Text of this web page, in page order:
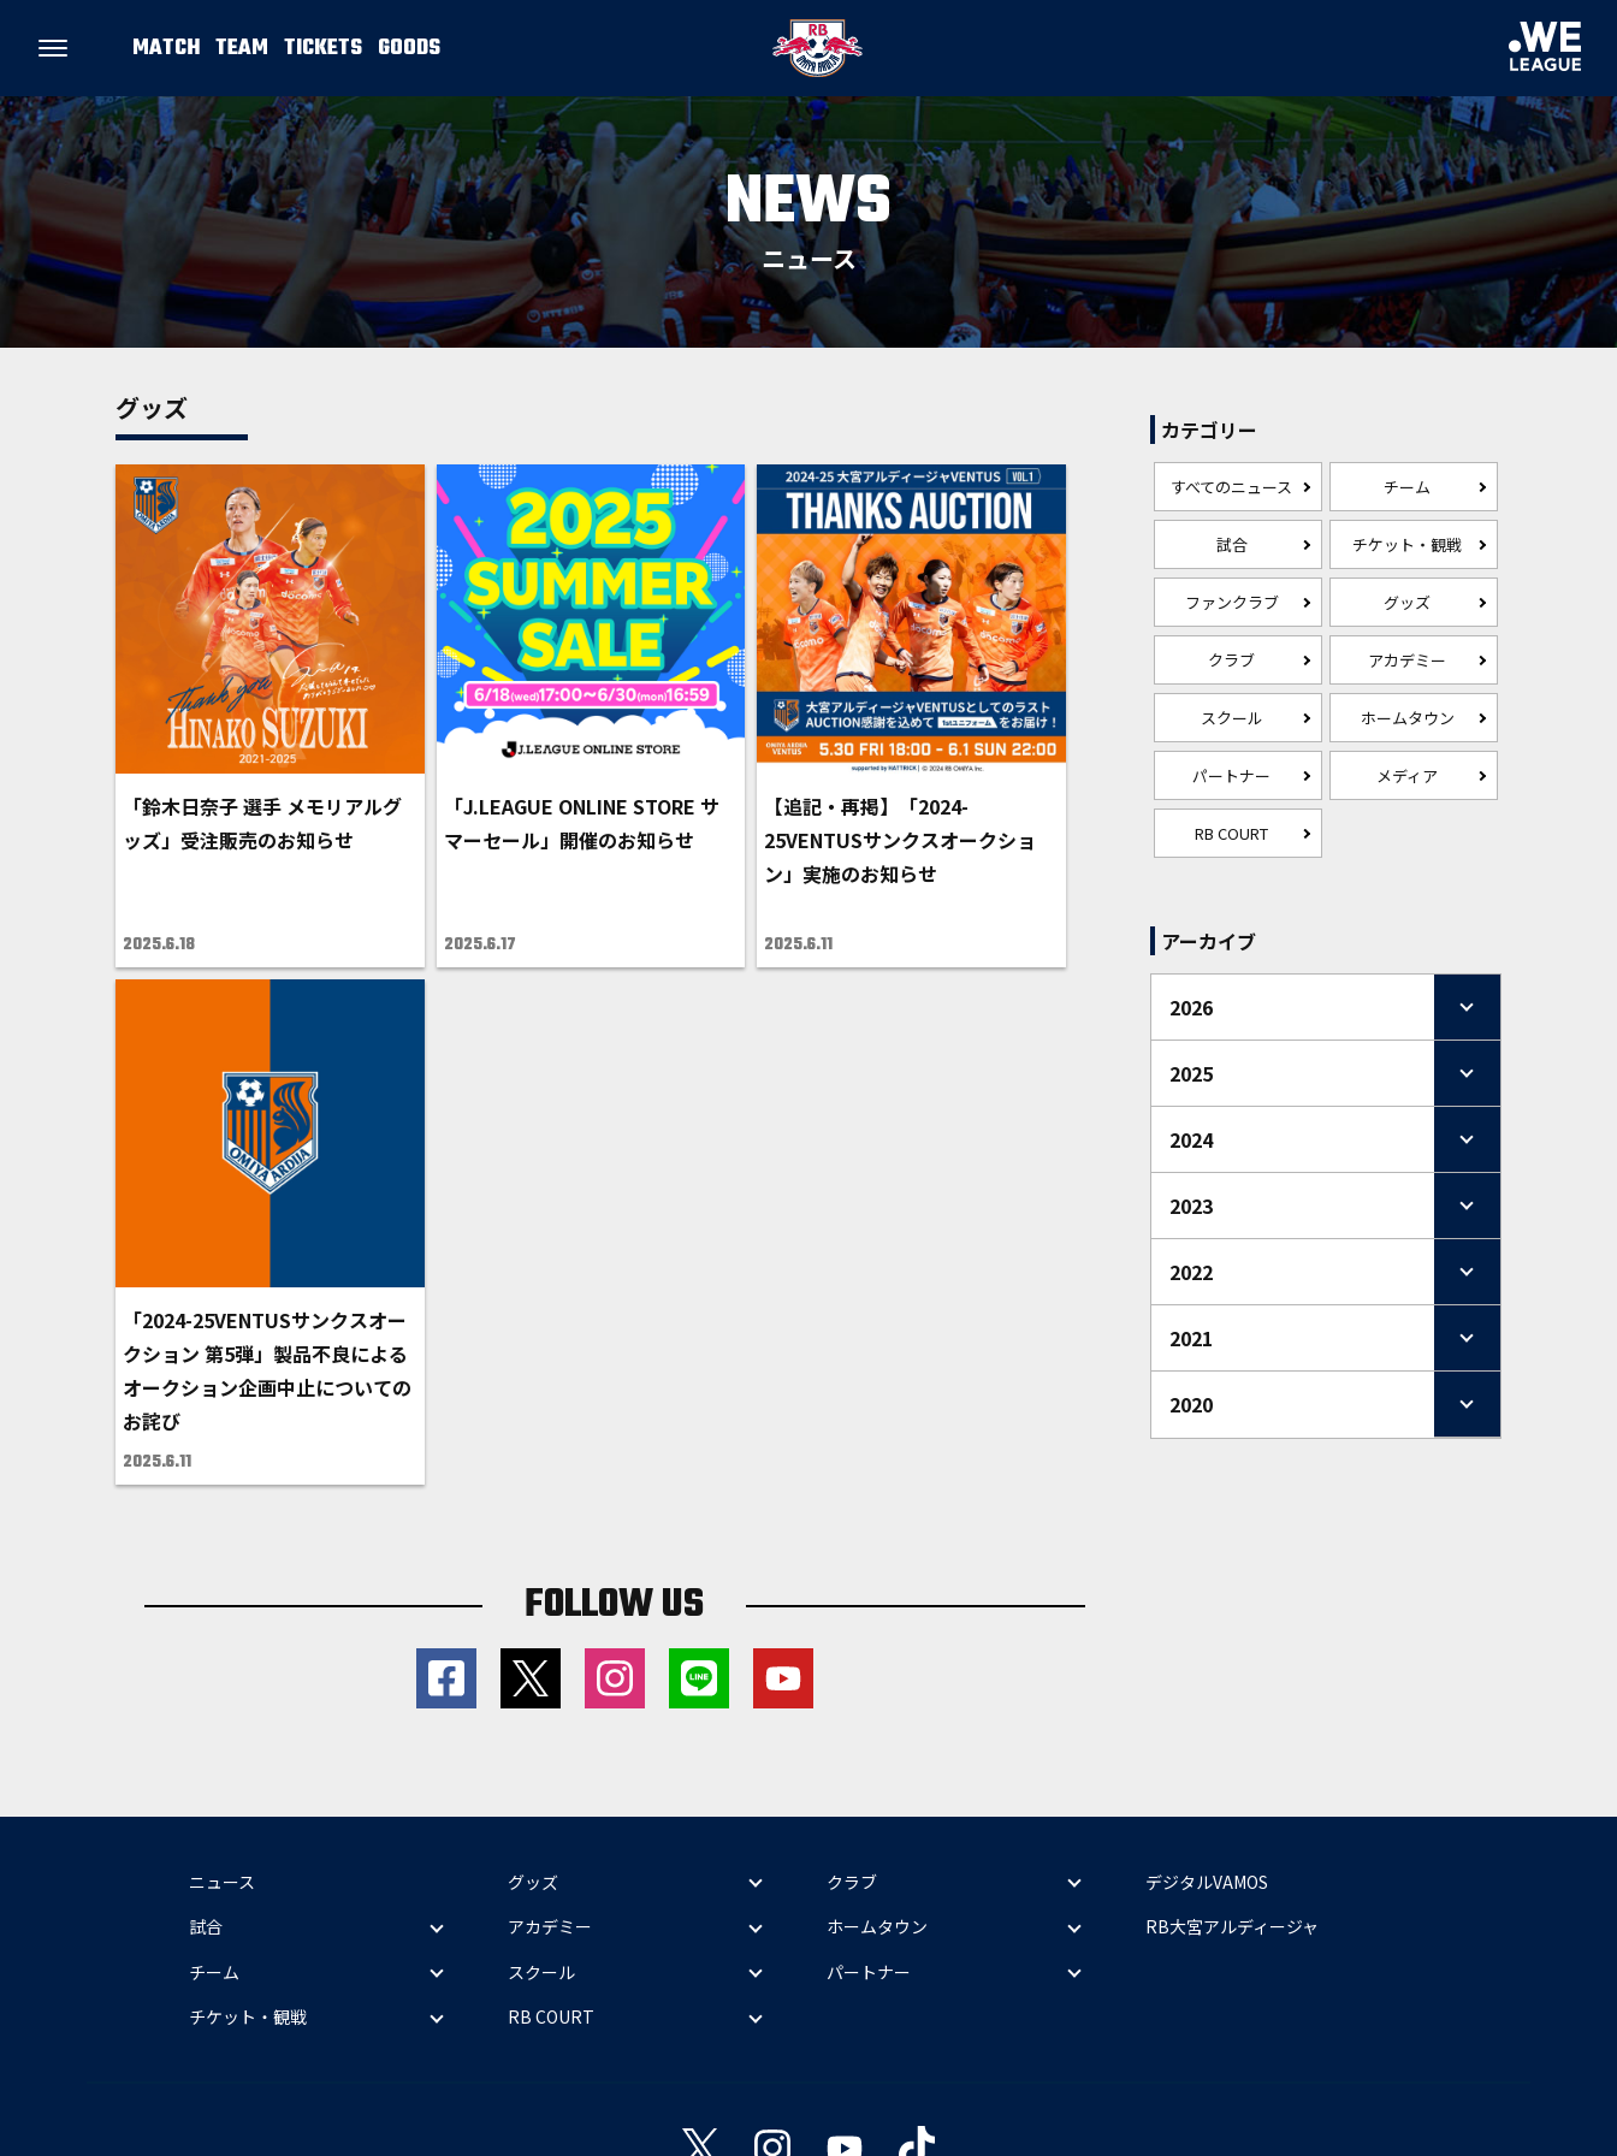
MATCH TEAM TICKETS GOODS
NEWS
ニュース
グッズ
「鈴木日奈子 選手 メモリアルグ
ッズ」受注販売のお知らせ
2025.6.18
「J.LEAGUE ONLINE STORE サ
マーセール」開催のお知らせ
2025.6.17
【追記・再掲】「2024-
25VENTUSサンクスオークショ
ン」実施のお知らせ
2025.6.11
「2024-25VENTUSサンクスオー
クション 第5弾」製品不良による
オークション企画中止についての
お詫び
2025.6.11
FOLLOW US
カテゴリー
すべてのニュース チーム
試合 チケット・観戦
ファンクラブ グッズ
クラブ アカデミー
スクール ホームタウン
パートナー メディア
RB COURT
アーカイブ
2026
2025
2024
2023
2022
2021
2020
ニュース
試合
チーム
チケット・観戦
グッズ
アカデミー
スクール
RB COURT
クラブ
ホームタウン
パートナー
デジタルVAMOS
RB大宮アルディージャ